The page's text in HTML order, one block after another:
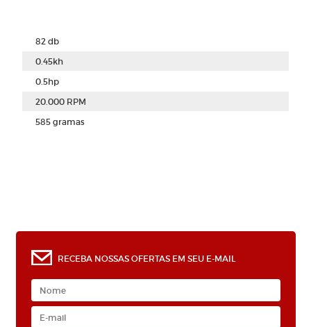
82 db
0.45kh
0.5hp
20.000 RPM
585 gramas
RECEBA NOSSAS OFERTAS EM SEU E-MAIL